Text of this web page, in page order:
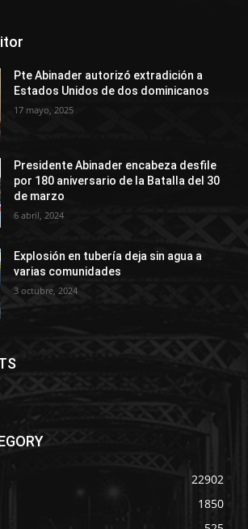
Pte Abinader autorizó extradición a
Estados Unidos de dos dominicanos
17 mayo, 2025
Presidente Abinader encabeza desfile
por 180 aniversario de la Batalla del 30
de marzo
6 abril, 2024
Explosión en tubería deja sin agua a
varias comunidades
3 octubre, 2024
22902
1850